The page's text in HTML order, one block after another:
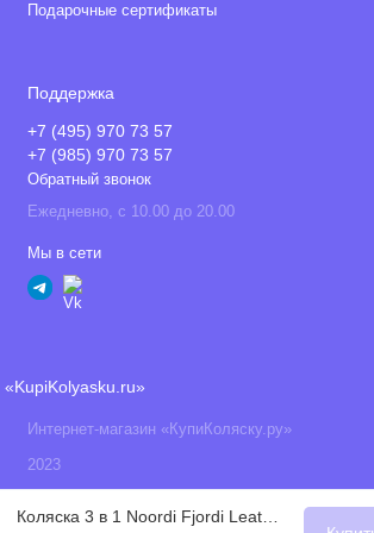
Коляска 3 в 1 Noordi Fjordi Leather 2022, Graphite / Графит (818)
Подарочные сертификаты
Поддержка
+7 (495) 970 73 57
+7 (985) 970 73 57
Обратный звонок
Ежедневно, с 10.00 до 20.00
Мы в сети
«KupiKolyasku.ru»
Интернет-магазин «КупиКоляску.ру»
2023